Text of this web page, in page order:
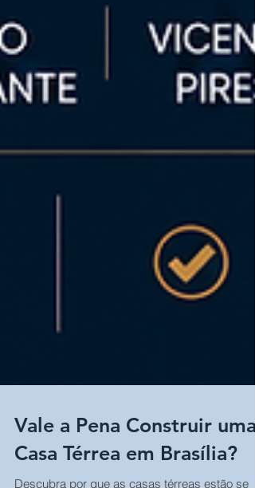
Vale a Pena Construir uma